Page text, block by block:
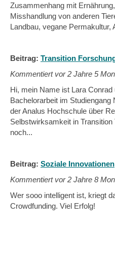
Zusammenhang mit
Misshandlung von anderen
Landbau, vegane Permakultur,
Beitrag: Transition
Kommentiert vor2 Jahre 5
Hi, mein Name ist Lara
Bachelorarbeit im
der Analus Hochschule über
Selbstwirksamkeit in
noch...
Beitrag: Soziale Innovationen
Kommentiert vor2 Jahre 8
Wer sooo intelligent ist, kriegt
Crowdfunding. Viel Erfolg!